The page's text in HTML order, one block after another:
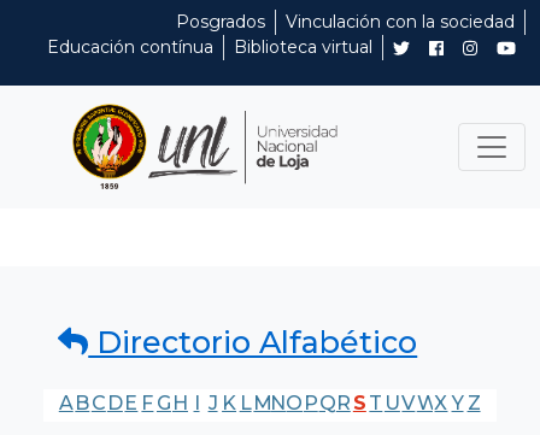
Posgrados
Vinculación con la sociedad
Educación contínua
Biblioteca virtual
Directorio Alfabético
A BC DE F G H I J K LMNO PQR S T UVWX Y Z